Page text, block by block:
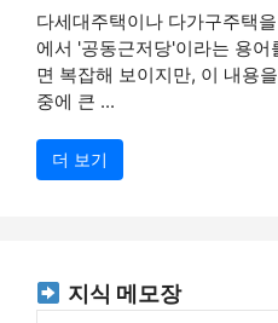
다세대주택이나 다가구주택
에서 '공동근저당'이라는 용
면 복잡해 보이지만, 이 내용
중에 큰 ...
더 보기
지식 메모장